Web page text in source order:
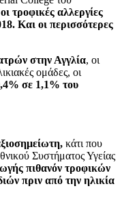
οι τροφικές αλλεργίες
Και οι περισσότερες
στην Αγγλία, οι
ομάδες, οι
σε 1,1% του
κάτι που
Συστήματος Υγείας
πιθανόν τροφικών
πριν από την ηλικία